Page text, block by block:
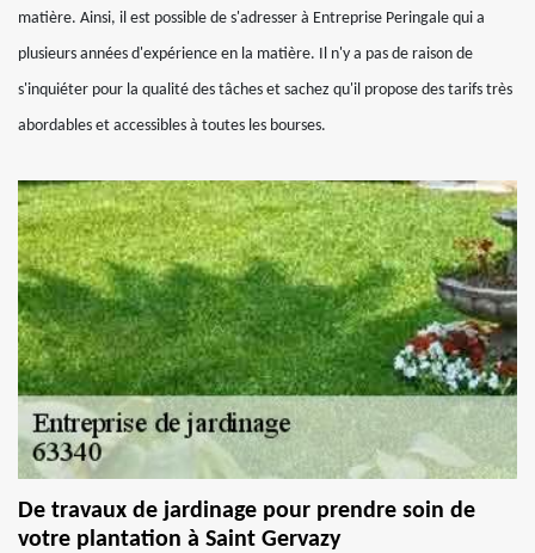
matière. Ainsi, il est possible de s'adresser à Entreprise Peringale qui a
plusieurs années d'expérience en la matière. Il n'y a pas de raison de
s'inquiéter pour la qualité des tâches et sachez qu'il propose des tarifs très
abordables et accessibles à toutes les bourses.
De travaux de jardinage pour prendre soin de
votre plantation à Saint Gervazy